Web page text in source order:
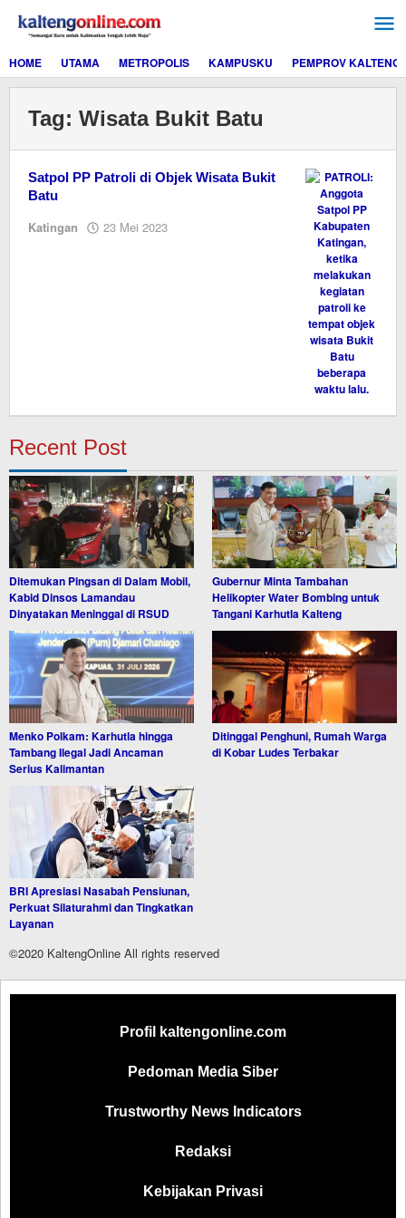
konten
HOME
UTAMA METROPOLIS KAMPUSKU PEMPROV KALTENG
Tag: Wisata Bukit Batu
Satpol PP Patroli di Objek Wisata Bukit
Batu
Katingan 23 Mei 2023
Recent Post
Ditemukan Pingsan di Dalam Mobil,
Kabid Dinsos Lamandau
Dinyatakan Meninggal di RSUD
Gubernur Minta Tambahan
Helikopter Water Bombing untuk
Tangani Karhutla Kalteng
Menko Polkam: Karhutla hingga
Tambang Ilegal Jadi Ancaman
Serius Kalimantan
Ditinggal Penghuni, Rumah Warga
di Kobar Ludes Terbakar
BRI Apresiasi Nasabah Pensiunan,
Perkuat Silaturahmi dan Tingkatkan
Layanan
©2020 KaltengOnline All rights reserved
Profil kaltengonline.com
Pedoman Media Siber
Trustworthy News Indicators
Redaksi
Kebijakan Privasi